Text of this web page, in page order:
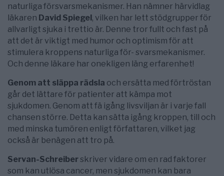
naturliga försvarsmekanismer. Han nämner härvidlag
läkaren David Spiegel, vilken har lett stödgrupper för
allvarligt sjuka i trettio är. Denne tror fullt och fast på
att det är viktigt med humor och optimism för att
stimulera kroppens naturliga för- svarsmekanismer.
Och denne läkare har onekligen läng erfarenhet!
Genom att släppa rädsla och ersätta med förtröstan
går det lättare för patienter att kämpa mot
sjukdomen. Genom att fä igång livsviljan är i varje fall
chansen större. Detta kan sätta igång kroppen, till och
med minska tumören enligt författaren, vilket jag
också är benägen att tro på.
Servan-Schreiberskriver vidare om en rad faktorer
som kan utlösa cancer, men sjukdomen kan bara